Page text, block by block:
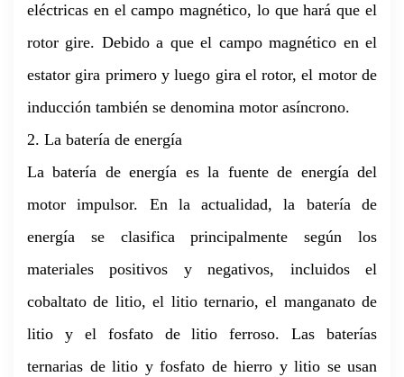
eléctricas en el campo magnético, lo que hará que el
rotor gire. Debido a que el campo magnético en el
estator gira primero y luego gira el rotor, el motor de
inducción también se denomina motor asíncrono.
2. La batería de energía
La batería de energía es la fuente de energía del
motor impulsor. En la actualidad, la batería de
energía se clasifica principalmente según los
materiales positivos y negativos, incluidos el
cobaltato de litio, el litio ternario, el manganato de
litio y el fosfato de litio ferroso. Las baterías
ternarias de litio y fosfato de hierro y litio se usan